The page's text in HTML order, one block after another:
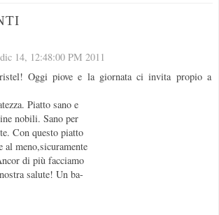
14, 12:48:00 PM 2011
Oggi piove e la giornata ci invita propio a
Piatto sano e
nobili. Sano per
Con questo piatto
al meno,sicuramente
di più facciamo
salute! Un ba-